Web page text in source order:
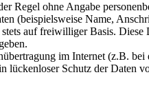
Regel ohne Angabe
(beispielsweise Name,
auf freiwilliger Basis. Diese
im Internet (z.B.
lückenloser Schutz der Daten